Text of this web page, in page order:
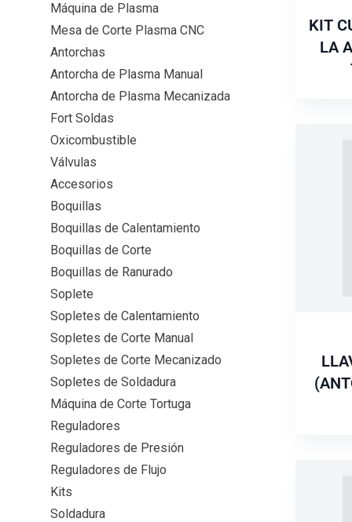
KIT
LA
Máquina de Plasma
Mesa de Corte Plasma CNC
Antorchas
Antorcha de Plasma Manual
Antorcha de Plasma Mecanizada
Fort Soldas
Oxicombustible
Válvulas
Accesorios
Boquillas
Boquillas de Calentamiento
Boquillas de Corte
Boquillas de Ranurado
Soplete
Sopletes de Calentamiento
Sopletes de Corte Manual
Sopletes de Corte Mecanizado
Sopletes de Soldadura
Máquina de Corte Tortuga
Reguladores
Reguladores de Presión
Reguladores de Flujo
Kits
Soldadura